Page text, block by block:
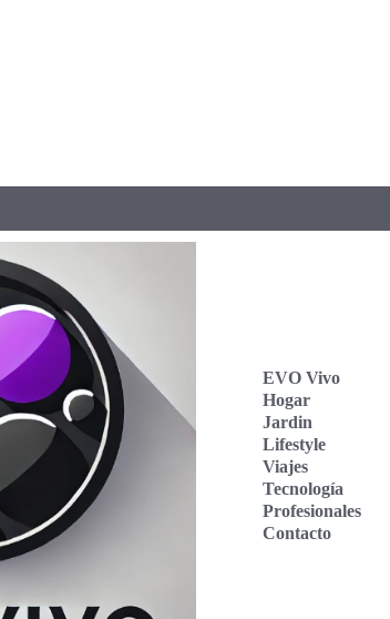
EVO Vivo
Hogar
Jardin
Lifestyle
Viajes
Tecnología
Profesionales
Contacto